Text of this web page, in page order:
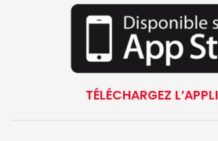
TÉLÉCHARGEZ